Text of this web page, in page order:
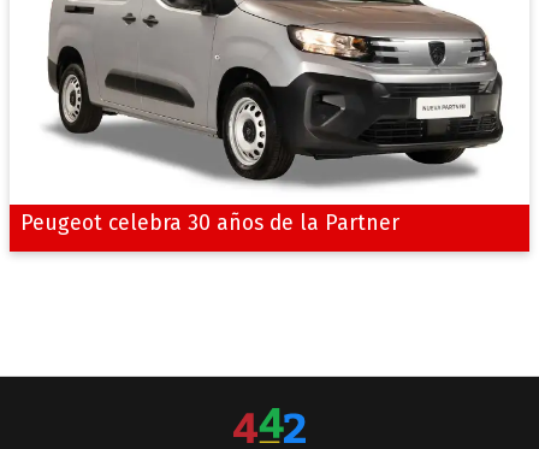
Peugeot celebra 30 años de la Partner